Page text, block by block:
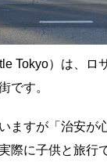
Tokyo）は、ロ
です。
ますが「治安が
際に子供と旅行